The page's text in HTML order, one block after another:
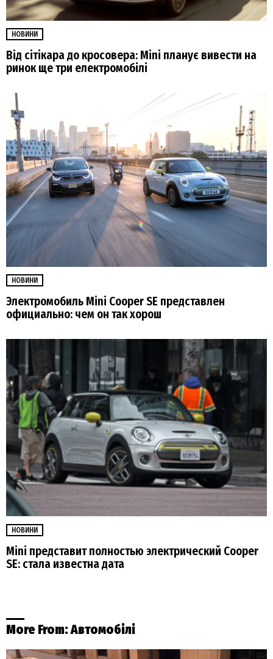
НОВИНИ
Від сітікара до кросовера: Mini планує вивести на
ринок ще три електромобілі
НОВИНИ
Электромобиль Mini Cooper SE представлен
официально: чем он так хорош
НОВИНИ
Mini представит полностью электрический Cooper
SЕ: стала известна дата
More From:Автомобілі